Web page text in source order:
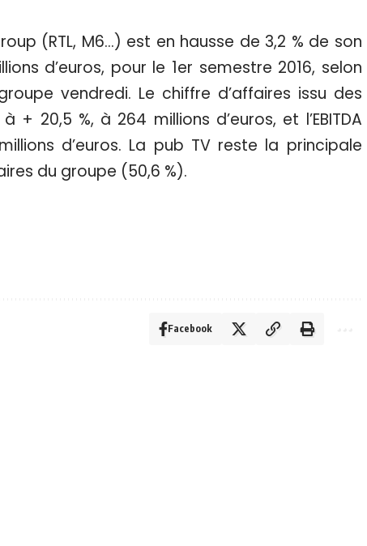
(RTL, M6…) est en hausse de 3,2 % de son
d’euros, pour le 1er semestre 2016, selon
vendredi. Le chiffre d’affaires issu des
20,5 %, à 264 millions d’euros, et l’EBITDA
d’euros. La pub TV reste la principale
du groupe (50,6 %).
Facebook